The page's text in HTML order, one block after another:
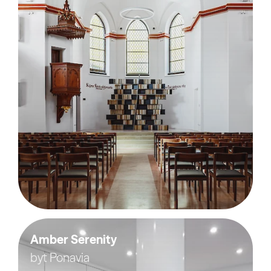
Amber Serenity
byt Ponavia